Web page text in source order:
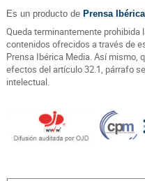
Es un producto de Prensa
Queda terminantemente prohibida
contenidos ofrecidos a través de
Prensa Ibérica Media. Así mismo,
efectos del artículo 32.1, párrafo
intelectual.